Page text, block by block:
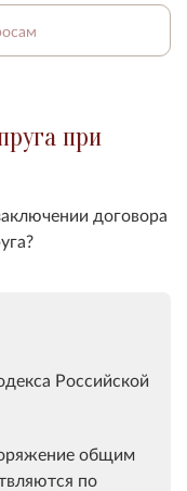
при
договора
Российской
общим
по